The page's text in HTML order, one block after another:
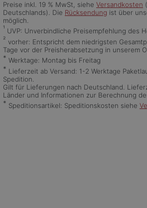
Preise inkl. 19 % MwSt, siehe Versandkosten
Deutschlands). Die Rücksendung ist über
möglich.
¹ UVP: Unverbindliche Preisempfehlung des
² vorher: Entspricht dem niedrigsten
Tage vor der Preisherabsetzung in unserem
* Werktage: Montag bis Freitag
* Lieferzeit ab Versand: 1-2 Werktage
Spedition.
Gilt für Lieferungen nach Deutschland.
Länder und Informationen zur Berechnung
* Speditionsartikel: Speditionskosten siehe